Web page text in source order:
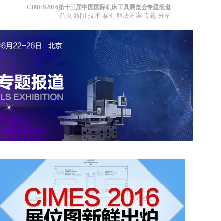
CIMES2016第十三届中国国际机床工具展览会专题报道
首页 新闻 技术 案例 解决方案 专题 分享